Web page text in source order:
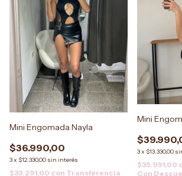
Mini Engomada Nayla
$36.990,00
3x $12.330,00 sin interés
$33.291,00 con Transferencia
Mini
3x $13.330,00
$35.991,00
Con